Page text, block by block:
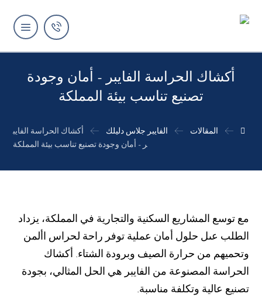
أكشاك الحراسة الفايبر – أمان وجودة
تصنيع تناسب بيئة المملكة
المقالات الفايبر جلاس دليلك
أكشاك الحراسة الفايب
ر – أمان وجودة تصنيع تناسب بيئة المملكة
مع توسع المشاريع السكنية والتجارية في المملكة، يزداد
الطلب عىل حلول أمان عملية توفر راحة لحراس األمن
وتحميهم من حرارة الصيف وبرودة الشتاء. أكشاك
الحراسة المصنوعة من الفايبر هي الحل المثالي، بجودة
تصنيع عالية وتكلفة مناسبة.